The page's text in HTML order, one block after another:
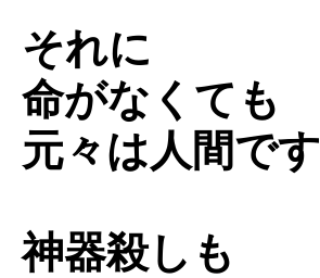
それに
命がなくても
元々は人間です
神器殺しも